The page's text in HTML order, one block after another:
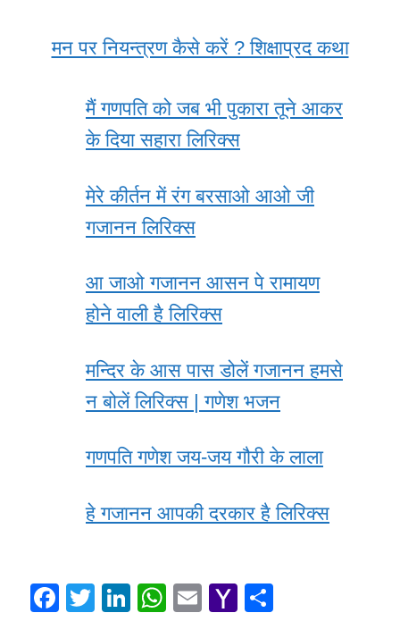
मन पर नियन्त्रण कैसे करें ? शिक्षाप्रद कथा
मैं गणपति को जब भी पुकारा तूने आकर
के दिया सहारा लिरिक्स
मेरे कीर्तन में रंग बरसाओ आओ जी
गजानन लिरिक्स
आ जाओ गजानन आसन पे रामायण
होने वाली है लिरिक्स
मन्दिर के आस पास डोलें गजानन हमसे
न बोलें लिरिक्स | गणेश भजन
गणपति गणेश जय-जय गौरी के लाला
हे गजानन आपकी दरकार है लिरिक्स
F
T
Li
W
E
Y